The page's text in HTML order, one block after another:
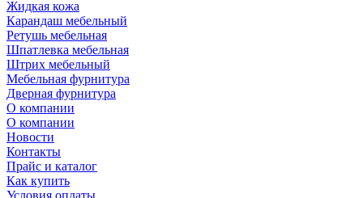
Жидкая кожа
Карандаш мебельный
Ретушь мебельная
Шпатлевка мебельная
Штрих мебельный
Мебельная фурнитура
Дверная фурнитура
О компании
О компании
Новости
Контакты
Прайс и каталог
Как купить
Условия оплаты